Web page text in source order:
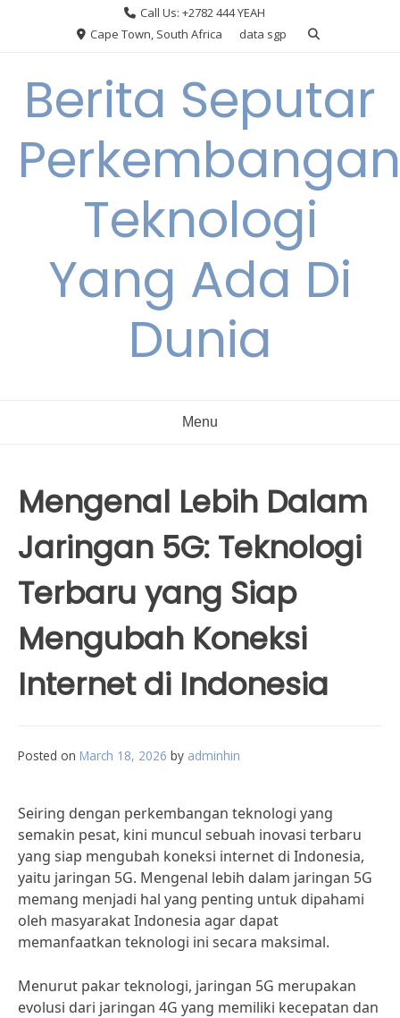
Call Us: +2782 444 YEAH
Cape Town, South Africa
data sgp
Berita Seputar
Perkembangan
Teknologi
Yang Ada Di
Dunia
Menu
Mengenal Lebih Dalam
Jaringan 5G: Teknologi
Terbaru yang Siap
Mengubah Koneksi
Internet di Indonesia
Posted on March 18, 2026 by adminhin
Seiring dengan perkembangan teknologi yang
semakin pesat, kini muncul sebuah inovasi terbaru
yang siap mengubah koneksi internet di Indonesia,
yaitu jaringan 5G. Mengenal lebih dalam jaringan 5G
memang menjadi hal yang penting untuk dipahami
oleh masyarakat Indonesia agar dapat
memanfaatkan teknologi ini secara maksimal.
Menurut pakar teknologi, jaringan 5G merupakan
evolusi dari jaringan 4G yang memiliki kecepatan dan